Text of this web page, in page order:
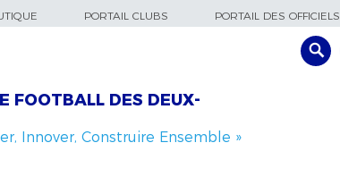
PORTAIL CLUBS PORTAIL DES OFFICIELS
FOOTBALL DES DEUX-
Innover, Construire Ensemble »